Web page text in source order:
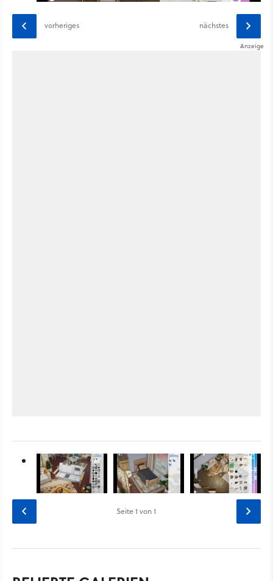
vorheriges nächstes
Seite1 von 1